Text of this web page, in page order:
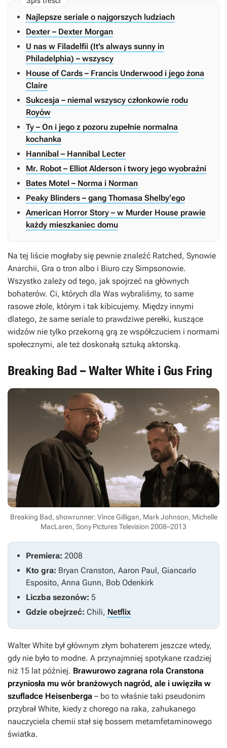
Najlepsze seriale o najgorszych ludziach
Dexter – Dexter Morgan
U nas w Filadelfii (It’s always sunny in
Philadelphia) – wszyscy
House of Cards – Francis Underwood i jego żona
Claire
Sukcesja – niemal wszyscy członkowie rodu
Royów
Ty – On i jego z pozoru zupełnie normalna
kochanka
Hannibal – Hannibal Lecter
Mr. Robot – Elliot Alderson i twory jego wyobraźni
Bates Motel – Norma i Norman
Peaky Blinders – gang Thomasa Shelby’ego
American Horror Story – w Murder House prawie
każdy mieszkaniec domu
Na tej liście mogłaby się pewnie znaleźć Ratched, Synowie
Anarchii, Gra o tron albo i Biuro czy Simpsonowie.
Wszystko zależy od tego, jak spojrzeć na głównych
bohaterów. Ci, których dla Was wybraliśmy, to same
rasowe złole, którym i tak kibicujemy. Między innymi
dlatego, że same seriale to prawdziwe perełki, kuszące
widzów nie tylko przekorną grą ze współczuciem i normami
społecznymi, ale też doskonałą sztuką aktorską.
Breaking Bad – Walter White i Gus Fring
Breaking Bad, showrunner: Vince Gilligan, Mark Johnson, Michelle
MacLaren, Sony Pictures Television 2008–2013
Premiera: 2008
Kto gra: Bryan Cranston, Aaron Paul, Giancarlo
Esposito, Anna Gunn, Bob Odenkirk
Liczba sezonów: 5
Gdzie obejrzeć: Chili, Netflix
Walter White był głównym złym bohaterem jeszcze wtedy,
gdy nie było to modne. A przynajmniej spotykane rzadziej
niż 15 lat później. Brawurowo zagrana rola Cranstona
przyniosła mu wór branżowych nagród, ale i uwięziła w
szufladce Heisenberga – bo to właśnie taki pseudonim
przybrał White, kiedy z chorego na raka, zahukanego
nauczyciela chemii stał się bossem metamfetaminowego
światka.